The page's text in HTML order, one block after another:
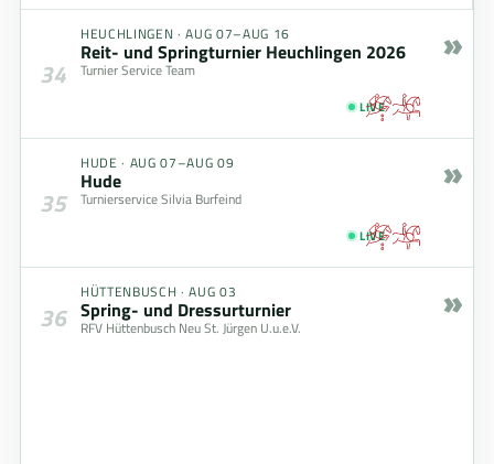
34
HEUCHLINGEN ·AUG 07–AUG 16
Reit- und Springturnier Heuchlingen 2026
Turnier Service Team
LIVE
»
35
HUDE · AUG 07–AUG 09
Hude
Turnierservice Silvia Burfeind
LIVE
»
36
HÜTTENBUSCH ·AUG 03
Spring- und Dressurturnier
RFV Hüttenbusch Neu St. Jürgen U.u.e.V.
»